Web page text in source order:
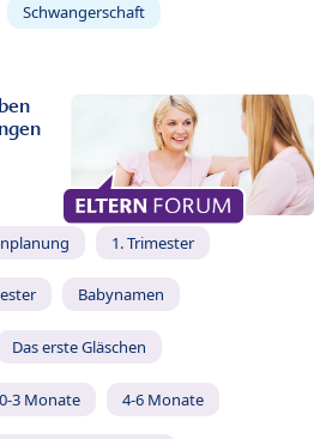
Schwangerschaft
1. Trimester
Babynamen
Das erste Gläschen
0-3 Monate 4-6 Monate